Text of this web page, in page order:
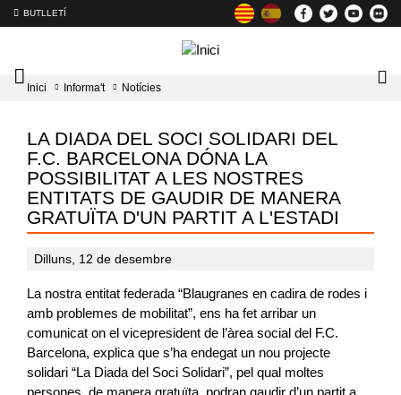
BUTLLETÍ
Mobile
menu
Inici Informa't Notícies
LA DIADA DEL SOCI SOLIDARI DEL
F.C. BARCELONA DÓNA LA
POSSIBILITAT A LES NOSTRES
ENTITATS DE GAUDIR DE MANERA
GRATUÏTA D'UN PARTIT A L'ESTADI
Dilluns, 12 de desembre
La nostra entitat federada “Blaugranes en cadira de rodes i
amb problemes de mobilitat”, ens ha fet arribar un
comunicat on el vicepresident de l’àrea social del F.C.
Barcelona, explica que s’ha endegat un nou projecte
solidari “La Diada del Soci Solidari”, pel qual moltes
persones, de manera gratuïta, podran gaudir d’un partit a